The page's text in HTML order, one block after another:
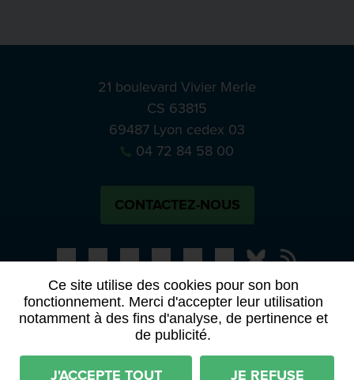
Ce site utilise des cookies pour son bon
fonctionnement. Merci d'accepter leur utilisation
notamment à des fins d'analyse, de pertinence et
de publicité.
J'ACCEPTE TOUT JE REFUSE
21 boulevard Vivier Merle
CS 63815
69487 Lyon cedex 03
04 72 84 58 00
CONTACTEZ-NOUS
BlueskyNotre
PRESSE
APPELS À MANIFESTATION D’INTÉRÊT
ACTES ET DÉLIBÉRATIONS
Mentions légales Plan du site